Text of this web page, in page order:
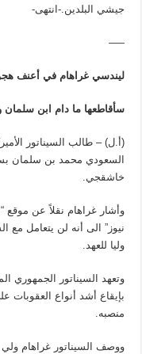
جيشي البلدين.-انتهى-
—–
ليندسي غراهام في أعنف
سأقاطعها ما دام ابن سلمان
(أ.ل) – طالب السيناتور
السعودي محمد بن سلمان
خاشقجي.
وأشار غراهام نقلاً عن موقع
نيوز” الى أنه لن يتعامل مع
وليا للعهد.
وتعهد السيناتور الجمهوري
بإيقاع أشد أنواع
منصبه.
ووصف السيناتور غراهام